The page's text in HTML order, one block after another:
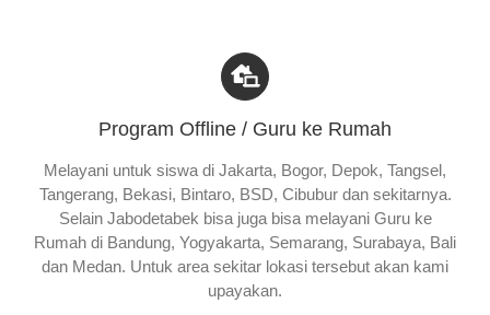
Program Offline / Guru ke Rumah
Melayani untuk siswa di Jakarta, Bogor, Depok, Tangsel,
Tangerang, Bekasi, Bintaro, BSD, Cibubur dan sekitarnya.
Selain Jabodetabek bisa juga bisa melayani Guru ke
Rumah di Bandung, Yogyakarta, Semarang, Surabaya, Bali
dan Medan. Untuk area sekitar lokasi tersebut akan kami
upayakan.